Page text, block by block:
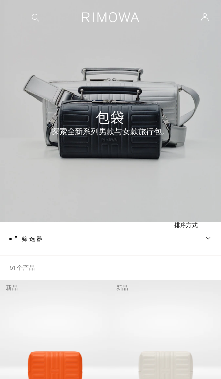
包袋
探索全新系列男款与女款旅行包。
筛选器
排序方式
51 个产品
新品 新品